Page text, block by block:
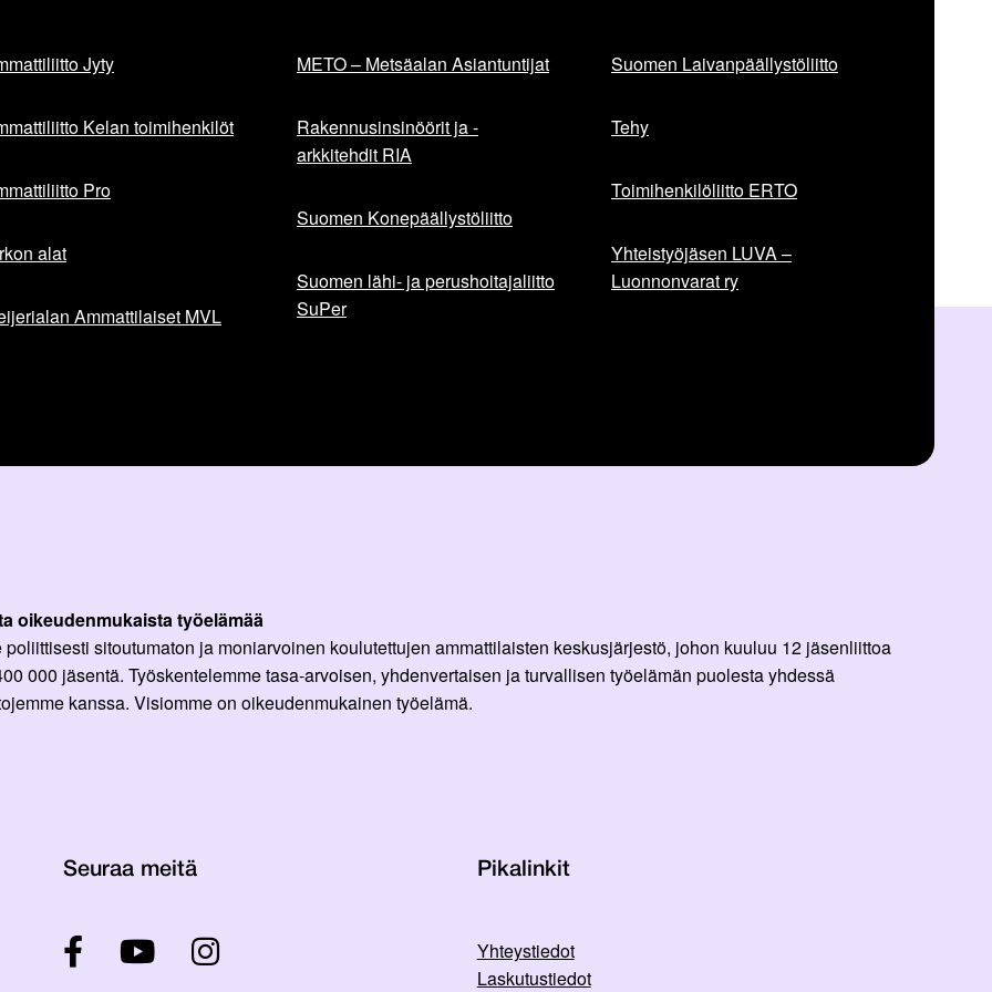
r
k
l
:
Jyty
Kelan toimihenkilöt
Pro
alat
Ammattilaiset MVL
METO – Metsäalan Asiantuntijat
Rakennusinsinöörit ja -
arkkitehdit RIA
Suomen Konepäällystöliitto
Suomen lähi- ja perushoitajaliitto
SuPer
Suomen Laivanpäällystöliitto
Tehy
Toimihenkilöliitto ERTO
Yhteistyöjäsen LUVA –
Luonnonvarat ry
oikeudenmukaista työelämää
poliittisesti sitoutumaton ja moniarvoinen koulutettujen ammattilaisten keskusjärjestö, johon kuuluu 12 jäsenliittoa
000 jäsentä. Työskentelemme tasa-arvoisen, yhdenvertaisen ja turvallisen työelämän puolesta yhdessä
kanssa. Visiomme on oikeudenmukainen työelämä.
Seuraa meitä Pikalinkit
Yhteystiedot
Laskutustiedot